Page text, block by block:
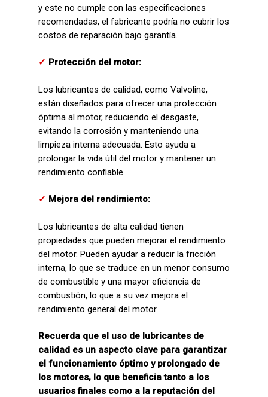
y este no cumple con las especificaciones
recomendadas, el fabricante podría no cubrir los
costos de reparación bajo garantía.
✓ Protección del motor:
Los lubricantes de calidad, como Valvoline,
están diseñados para ofrecer una protección
óptima al motor, reduciendo el desgaste,
evitando la corrosión y manteniendo una
limpieza interna adecuada. Esto ayuda a
prolongar la vida útil del motor y mantener un
rendimiento confiable.
✓ Mejora del rendimiento:
Los lubricantes de alta calidad tienen
propiedades que pueden mejorar el rendimiento
del motor. Pueden ayudar a reducir la fricción
interna, lo que se traduce en un menor consumo
de combustible y una mayor eficiencia de
combustión, lo que a su vez mejora el
rendimiento general del motor.
Recuerda que el uso de lubricantes de
calidad es un aspecto clave para garantizar
el funcionamiento óptimo y prolongado de
los motores, lo que beneficia tanto a los
usuarios finales como a la reputación del